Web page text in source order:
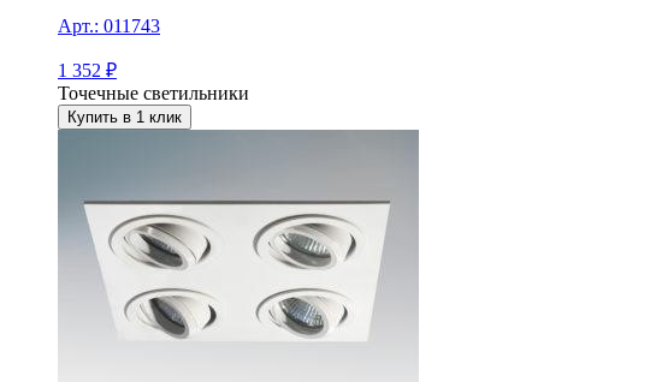
Арт.: 011743
1 352 ₽
Точечные светильники
Купить в 1 клик